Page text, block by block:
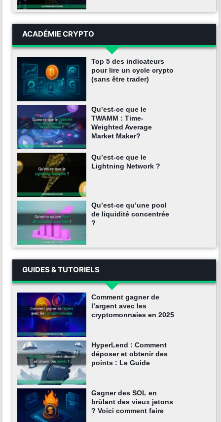
ACADÉMIE CRYPTO
Top 5 des indicateurs
pour lire un cycle crypto
(sans être trader)
Qu’est-ce que le
TWAMM : Time-
Weighted Average
Market Maker?
Qu’est-ce que le
Lightning Network ?
Qu’est-ce qu’une pool
de liquidité concentrée
?
GUIDES & TUTORIELS
Comment gagner de
l’argent avec les
cryptomonnaies en 2025
HyperLend : Comment
déposer et obtenir des
points : Le Guide
Gagner des SOL en
brûlant des vieux jetons
? Voici comment faire